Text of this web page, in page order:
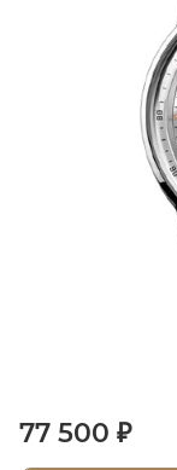
77 500 ₽